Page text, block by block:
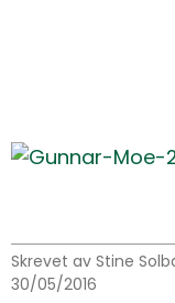
Skrevet av Stine
30/05/2016